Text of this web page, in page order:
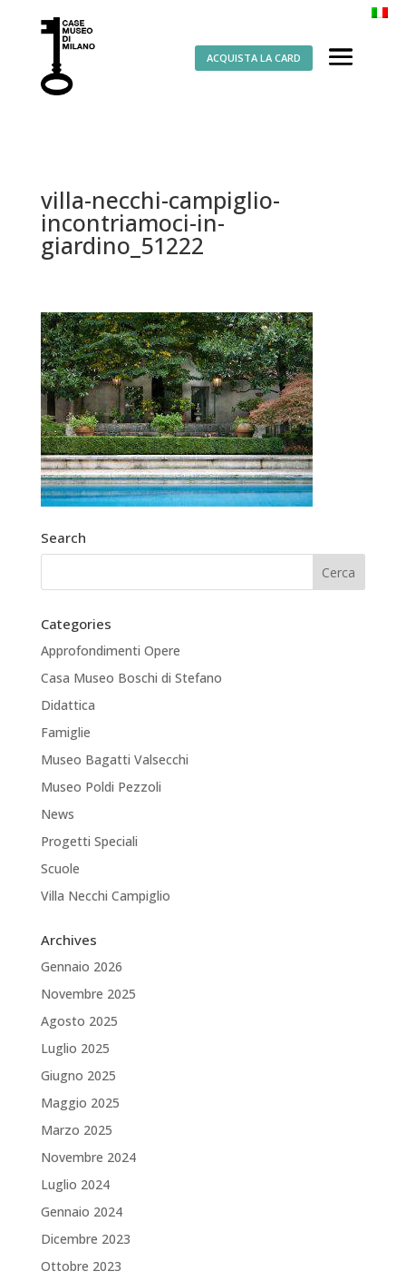
ACQUISTA LA CARD
villa-necchi-campiglio-
incontriamoci-in-
giardino_51222
Search
Categories
Approfondimenti Opere
Casa Museo Boschi di Stefano
Didattica
Famiglie
Museo Bagatti Valsecchi
Museo Poldi Pezzoli
News
Progetti Speciali
Scuole
Villa Necchi Campiglio
Archives
Gennaio 2026
Novembre 2025
Agosto 2025
Luglio 2025
Giugno 2025
Maggio 2025
Marzo 2025
Novembre 2024
Luglio 2024
Gennaio 2024
Dicembre 2023
Ottobre 2023